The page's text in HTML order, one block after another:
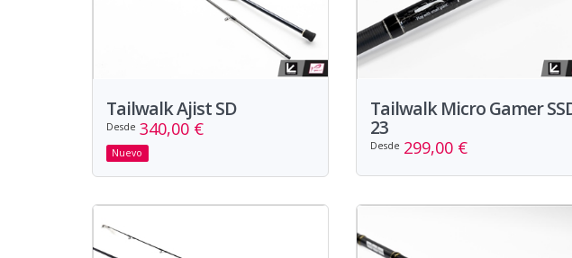
Tailwalk Ajist SD
Desde 340,00 €
Nuevo
Tailwalk Micro Gamer
23
Desde 299,00 €